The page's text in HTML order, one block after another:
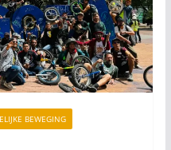
BEWEGING